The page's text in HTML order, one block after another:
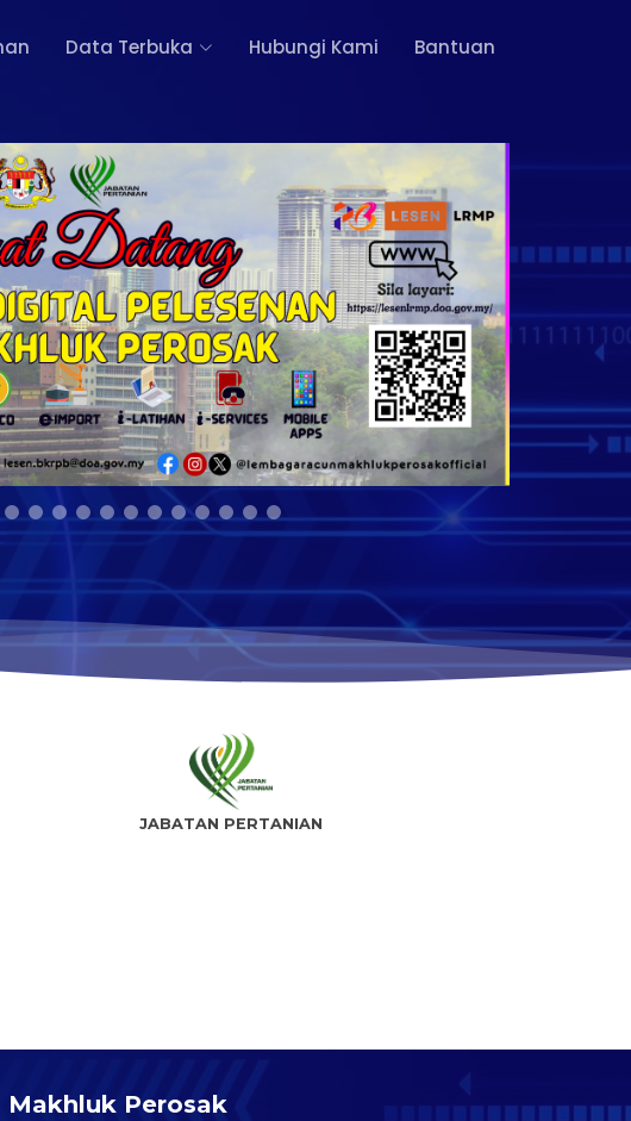
Data Terbuka Hubungi Kami Bantuan
JABATAN PERTANIAN
Makhluk Perosak